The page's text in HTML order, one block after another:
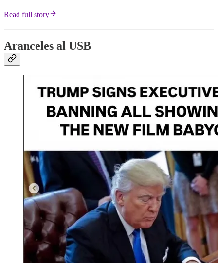
Read full story
Aranceles al USB